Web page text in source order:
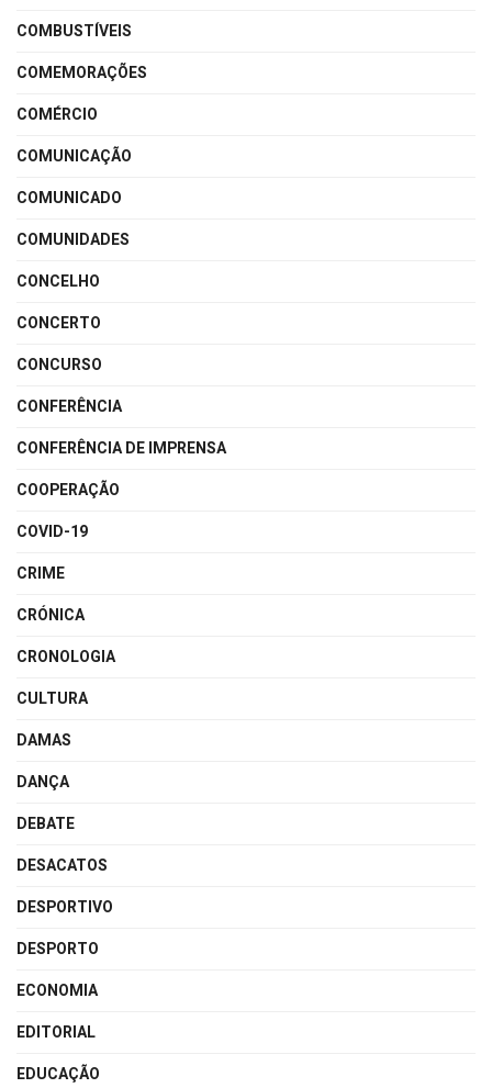
COMBUSTÍVEIS
COMEMORAÇÕES
COMÉRCIO
COMUNICAÇÃO
COMUNICADO
COMUNIDADES
CONCELHO
CONCERTO
CONCURSO
CONFERÊNCIA
CONFERÊNCIA DE IMPRENSA
COOPERAÇÃO
COVID-19
CRIME
CRÓNICA
CRONOLOGIA
CULTURA
DAMAS
DANÇA
DEBATE
DESACATOS
DESPORTIVO
DESPORTO
ECONOMIA
EDITORIAL
EDUCAÇÃO